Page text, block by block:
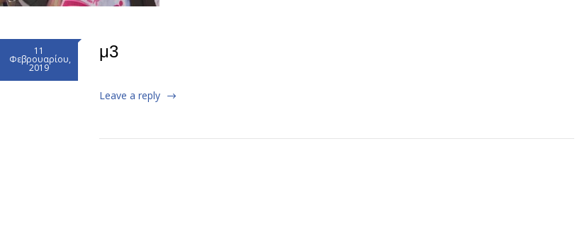
11
Φεβρουαρίου,
2019
μ3
Leave a reply